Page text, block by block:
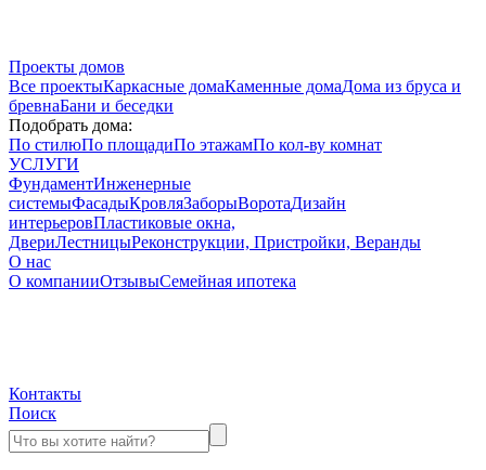
Проекты домов
Все проектыКаркасные домаКаменные домаДома из бруса и
бревнаБани и беседки
Подобрать дома:
По стилюПо площадиПо этажамПо кол-ву комнат
УСЛУГИ
ФундаментИнженерные
системыФасадыКровляЗаборыВоротаДизайн
интерьеровПластиковые окна,
ДвериЛестницыРеконструкции, Пристройки, Веранды
О нас
О компанииОтзывыСемейная ипотека
Контакты
Поиск